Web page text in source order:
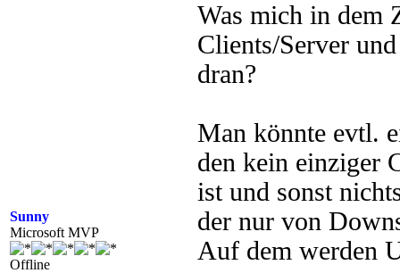
Sunny
Microsoft MVP
Offline
Was mich in dem
Clients/Server
dran?
Man könnte evtl.
den kein einziger
ist und sonst
der nur von
Auf dem werden